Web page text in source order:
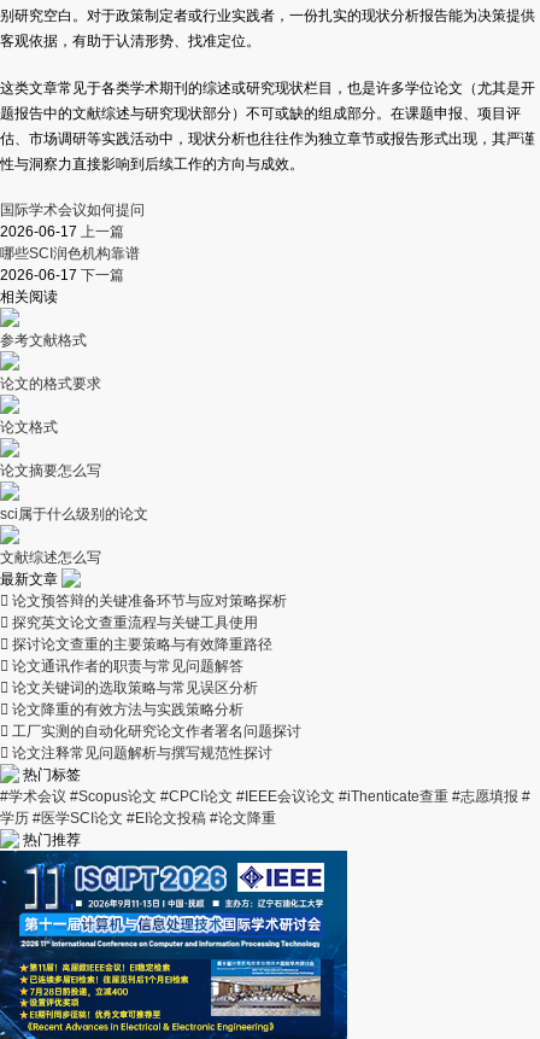
别研究空白。对于政策制定者或行业实践者，一份扎实的现状分析报告能为决策提供
客观依据，有助于认清形势、找准定位。
这类文章常见于各类学术期刊的综述或研究现状栏目，也是许多学位论文（尤其是开
题报告中的文献综述与研究现状部分）不可或缺的组成部分。在课题申报、项目评
估、市场调研等实践活动中，现状分析也往往作为独立章节或报告形式出现，其严谨
性与洞察力直接影响到后续工作的方向与成效。
国际学术会议如何提问
2026-06-17 上一篇
哪些SCI润色机构靠谱
2026-06-17 下一篇
相关阅读
参考文献格式
论文的格式要求
论文格式
论文摘要怎么写
sci属于什么级别的论文
文献综述怎么写
最新文章
 论文预答辩的关键准备环节与应对策略探析
 探究英文论文查重流程与关键工具使用
 探讨论文查重的主要策略与有效降重路径
 论文通讯作者的职责与常见问题解答
 论文关键词的选取策略与常见误区分析
 论文降重的有效方法与实践策略分析
 工厂实测的自动化研究论文作者署名问题探讨
 论文注释常见问题解析与撰写规范性探讨
热门标签
#学术会议 #Scopus论文 #CPCI论文 #IEEE会议论文 #iThenticate查重 #志愿填报 #
学历 #医学SCI论文 #EI论文投稿 #论文降重
热门推荐